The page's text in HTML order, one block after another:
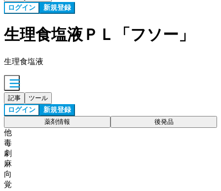
ログイン 新規登録
生理食塩液ＰＬ「フソー」
生理食塩液
記事 ツール
ログイン 新規登録
薬剤情報 後発品
他
毒
劇
麻
向
覚